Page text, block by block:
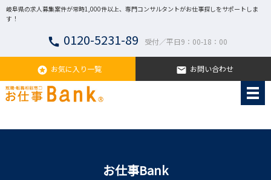
岐阜県の求人募集案件が常時1,000件以上、専門コンサルタントがお仕事探しをサポートしま
す！
call 0120-5231-89 受付／平日9：00-18：00
stars お気に入り一覧 email お問い合わせ
お仕事Bank